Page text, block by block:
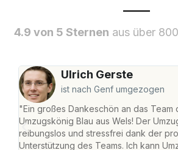
4.9 von 5 Sternen aus über
Ulrich Gerste
ist nach Genf umgezogen
"Ein großes Dankeschön an das Team
Umzugskönig Blau aus Wels! Der
reibungslos und stressfrei dank der
Unterstützung des Teams. Ich kann